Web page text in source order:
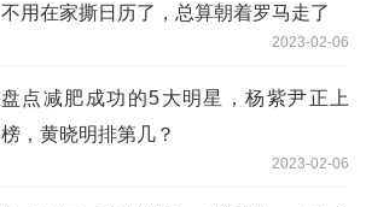
不用在家撕日历了，总算朝着罗马走了
2023-02-06
盘点减肥成功的5大明星，杨紫尹正上
榜，黄晓明排第几？
2023-02-06